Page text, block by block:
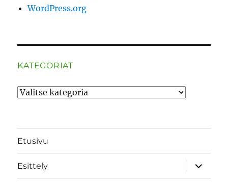
WordPress.org
KATEGORIAT
Kategoriat
Etusivu
Esittely
näytä